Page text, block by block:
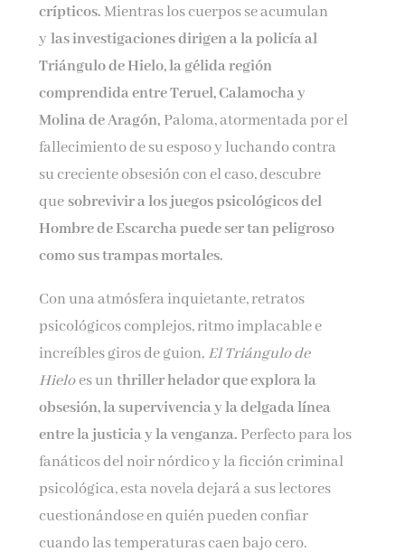
crípticos.Mientras los cuerpos se acumulan
ylas investigaciones dirigen a la policía al
Triángulo de Hielo, la gélida región
comprendida entre Teruel, Calamocha y
Molina de Aragón, Paloma, atormentada por el
fallecimiento de su esposo y luchando contra
su creciente obsesión con el caso, descubre
quesobrevivir a los juegos psicológicos del
Hombre de Escarcha puede ser tan peligroso
como sus trampas mortales.
Con una atmósfera inquietante, retratos
psicológicos complejos, ritmo implacable e
increíbles giros de guion, El Triángulo de
Hieloes unthriller helador que explora la
obsesión, la supervivencia y la delgada línea
entre la justicia y la venganza. Perfecto para los
fanáticos del noir nórdico y la ficción criminal
psicológica, esta novela dejará a sus lectores
cuestionándose en quién pueden confiar
cuando las temperaturas caen bajo cero.